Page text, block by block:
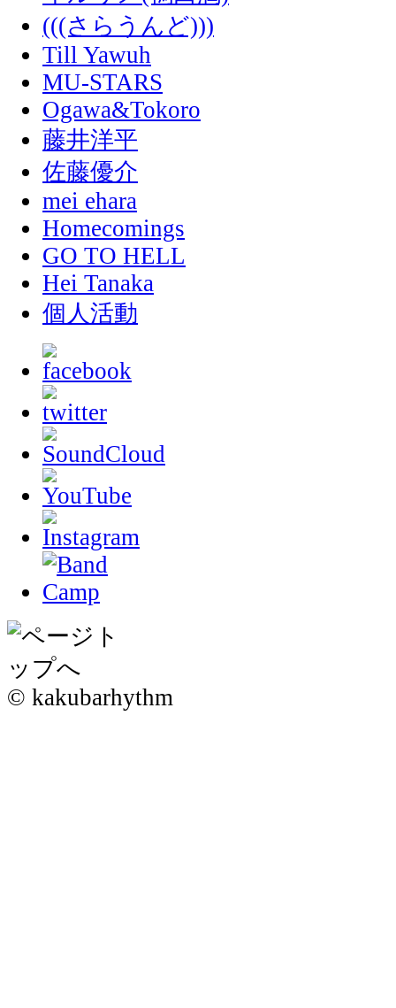
(((さらうんど)))
Till Yawuh
MU-STARS
Ogawa&Tokoro
藤井洋平
佐藤優介
mei ehara
Homecomings
GO TO HELL
Hei Tanaka
個人活動
© kakubarhythm